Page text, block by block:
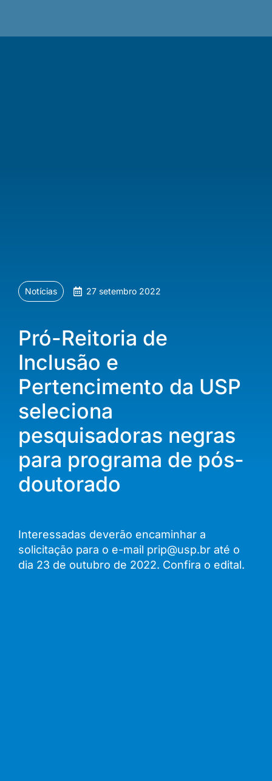
Notícias 27 setembro 2022
Pró-Reitoria de
Inclusão e
Pertencimento da USP
seleciona
pesquisadoras negras
para programa de pós-
doutorado
Interessadas deverão encaminhar a
solicitação para o e-mail prip@usp.br até o
dia 23 de outubro de 2022. Confira o edital.